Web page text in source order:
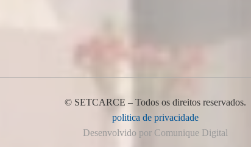
© SETCARCE – Todos os direitos reservados.
politica de privacidade
Desenvolvido por Comunique Digital